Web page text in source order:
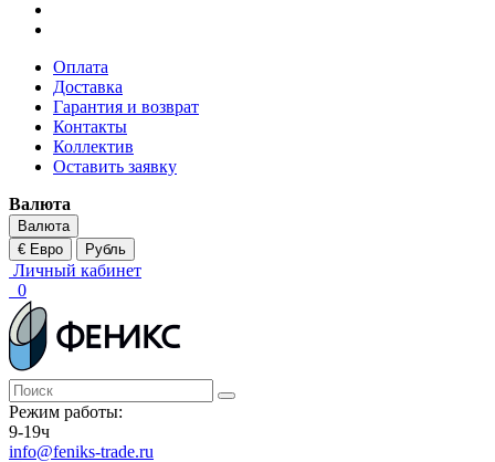
Оплата
Доставка
Гарантия и возврат
Контакты
Коллектив
Оставить заявку
Валюта
Валюта
€ Евро
Рубль
Личный кабинет
0
Режим работы:
9-19ч
info@feniks-trade.ru